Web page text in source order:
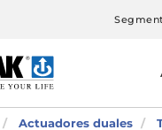
Actuadores duales